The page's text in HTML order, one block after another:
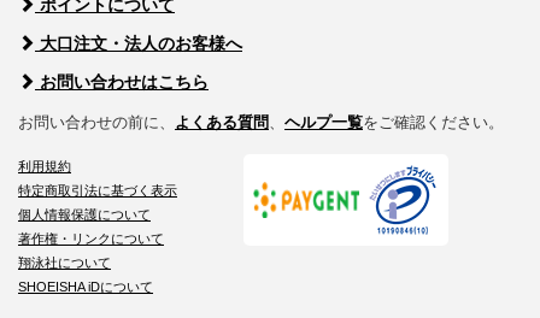
ポイントについて
大口注文・法人のお客様へ
お問い合わせはこちら
お問い合わせの前に、 よくある質問、 ヘルプ一覧をご確認ください。
利用規約
特定商取引法に基づく表示
個人情報保護について
著作権・リンクについて
翔泳社について
SHOEISHA iDについて